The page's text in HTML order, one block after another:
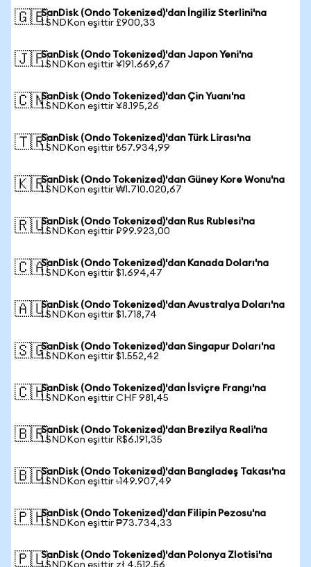
🇬🇧SanDisk (Ondo Tokenized)'dan İngiliz Sterlini'na
1 SNDKon eşittir £900,33
🇯🇵SanDisk (Ondo Tokenized)'dan Japon Yeni'na
1 SNDKon eşittir ¥191.669,67
🇨🇳SanDisk (Ondo Tokenized)'dan Çin Yuanı'na
1 SNDKon eşittir ¥8.195,26
🇹🇷SanDisk (Ondo Tokenized)'dan Türk Lirası'na
1 SNDKon eşittir ₺57.934,99
🇰🇷SanDisk (Ondo Tokenized)'dan Güney Kore Wonu'na
1 SNDKon eşittir ₩1.710.020,67
🇷🇺SanDisk (Ondo Tokenized)'dan Rus Rublesi'na
1 SNDKon eşittir ₽99.923,00
🇨🇦SanDisk (Ondo Tokenized)'dan Kanada Doları'na
1 SNDKon eşittir $1.694,47
🇦🇺SanDisk (Ondo Tokenized)'dan Avustralya Doları'na
1 SNDKon eşittir $1.718,74
🇸🇬SanDisk (Ondo Tokenized)'dan Singapur Doları'na
1 SNDKon eşittir $1.552,42
🇨🇭SanDisk (Ondo Tokenized)'dan İsviçre Frangı'na
1 SNDKon eşittir CHF 981,45
🇧🇷SanDisk (Ondo Tokenized)'dan Brezilya Reali'na
1 SNDKon eşittir R$6.191,35
🇧🇩SanDisk (Ondo Tokenized)'dan Bangladeş Takası'na
1 SNDKon eşittir ৳149.907,49
🇵🇭SanDisk (Ondo Tokenized)'dan Filipin Pezosu'na
1 SNDKon eşittir ₱73.734,33
🇵🇱SanDisk (Ondo Tokenized)'dan Polonya Zlotisi'na
1 SNDKon eşittir zł 4.512,56